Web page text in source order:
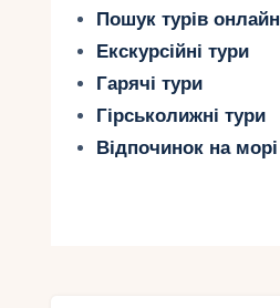
Пошук турів онлайн
Екскурсійні тури
Гарячі тури
Гірськолижні тури
Відпочинок на морі